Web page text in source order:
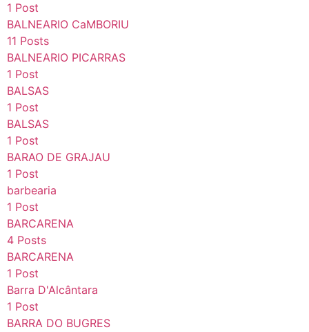
1 Post
BALNEARIO CaMBORIU
11 Posts
BALNEARIO PICARRAS
1 Post
BALSAS
1 Post
BALSAS
1 Post
BARAO DE GRAJAU
1 Post
barbearia
1 Post
BARCARENA
4 Posts
BARCARENA
1 Post
Barra D'Alcântara
1 Post
BARRA DO BUGRES